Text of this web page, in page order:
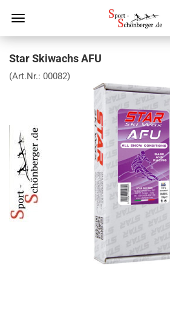
Star Skiwachs AFU
(Art.Nr.: 00082)